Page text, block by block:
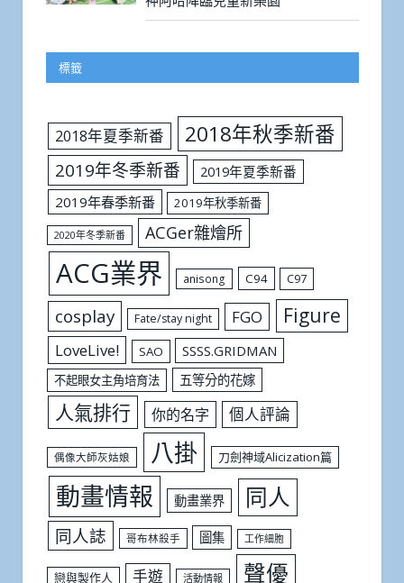
標籤
2018年夏季新番 2018年秋季新番
2019年冬季新番
2019年夏季新番
2019年春季新番
2019年秋季新番
2020年冬季新番 ACGer雜燴所
ACG業界 anisong C94 C97
cosplay Fate/stay night FGO Figure
LoveLive! SAO SSSS.GRIDMAN
不起眼女主角培育法 五等分的花嫁
人氣排行 你的名字 個人評論
偶像大師灰姑娘 八掛 刀劍神域Alicization篇
動畫情報 動畫業界 同人
同人誌 哥布林殺手 圖集 工作細胞
戀與製作人 手遊 活動情報 聲優